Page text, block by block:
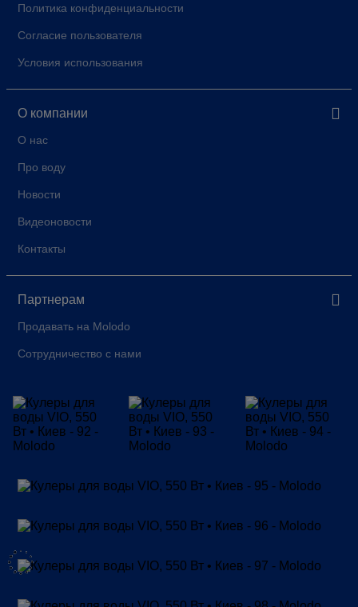
Политика конфиденциальности
Согласие пользователя
Условия использования
О компании
О нас
Про воду
Новости
Видеоновости
Контакты
Партнерам
Продавать на Molodo
Сотрудничество с нами